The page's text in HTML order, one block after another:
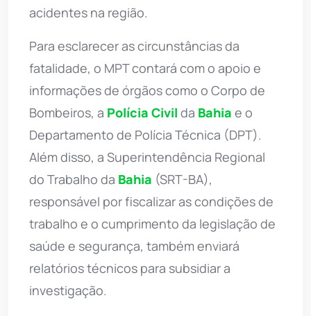
acidentes na região.
Para esclarecer as circunstâncias da
fatalidade, o MPT contará com o apoio e
informações de órgãos como o Corpo de
Bombeiros, a Polícia Civil da Bahia e o
Departamento de Polícia Técnica (DPT).
Além disso, a Superintendência Regional
do Trabalho da Bahia (SRT-BA),
responsável por fiscalizar as condições de
trabalho e o cumprimento da legislação de
saúde e segurança, também enviará
relatórios técnicos para subsidiar a
investigação.